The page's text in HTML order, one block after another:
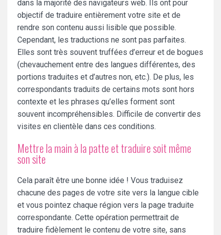
dans la majorité des navigateurs web. Ils ont pour
objectif de traduire entièrement votre site et de
rendre son contenu aussi lisible que possible.
Cependant, les traductions ne sont pas parfaites.
Elles sont très souvent truffées d’erreur et de bogues
(chevauchement entre des langues différentes, des
portions traduites et d’autres non, etc.). De plus, les
correspondants traduits de certains mots sont hors
contexte et les phrases qu’elles forment sont
souvent incompréhensibles. Difficile de convertir des
visites en clientèle dans ces conditions.
Mettre la main à la patte et traduire soit même
son site
Cela paraît être une bonne idée ! Vous traduisez
chacune des pages de votre site vers la langue cible
et vous pointez chaque région vers la page traduite
correspondante. Cette opération permettrait de
traduire fidèlement le contenu de votre site, sans